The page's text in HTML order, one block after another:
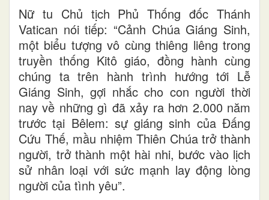
Nữ tu Chủ tịch Phủ Thống đốc Thánh
Vatican nói tiếp: “Cảnh Chúa Giáng Sinh,
một biểu tượng vô cùng thiêng liêng trong
truyền thống Kitô giáo, đồng hành cùng
chúng ta trên hành trình hướng tới Lễ
Giáng Sinh, gợi nhắc cho con người thời
nay về những gì đã xảy ra hơn 2.000 năm
trước tại Bêlem: sự giáng sinh của Đấng
Cứu Thế, mầu nhiệm Thiên Chúa trở thành
người, trở thành một hài nhi, bước vào lịch
sử nhân loại với sức mạnh lay động lòng
người của tình yêu”.